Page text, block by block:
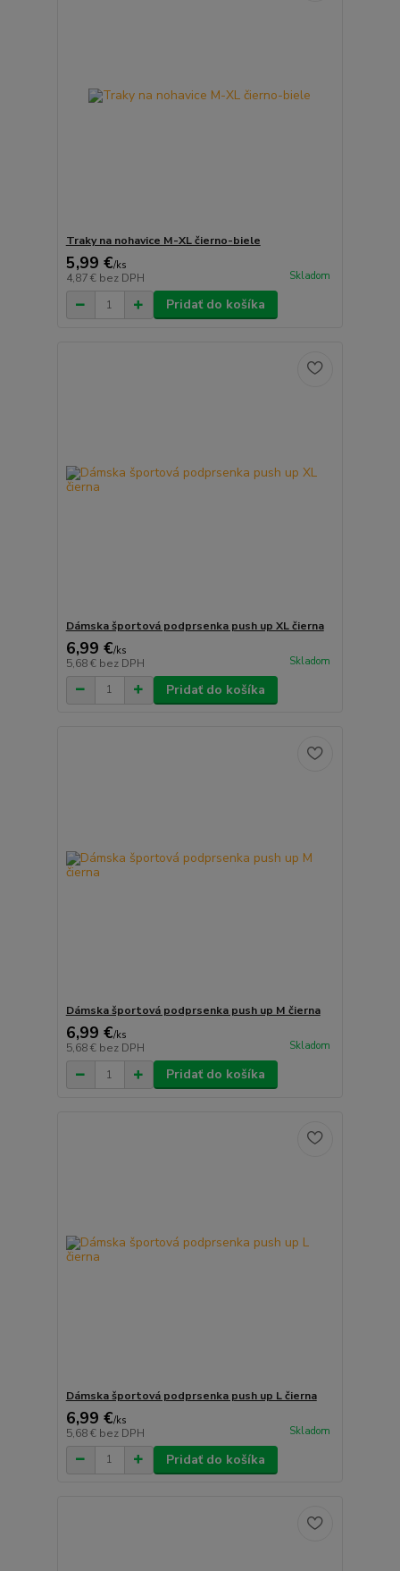
Traky na nohavice M-XL čierno-biele
5,99 €/ks
4,87 € bez DPH Skladom
Pridať do košíka
Dámska športová podprsenka push up XL čierna
6,99 €/ks
5,68 € bez DPH Skladom
Pridať do košíka
Dámska športová podprsenka push up M čierna
6,99 €/ks
5,68 € bez DPH Skladom
Pridať do košíka
Dámska športová podprsenka push up L čierna
6,99 €/ks
5,68 € bez DPH Skladom
Pridať do košíka